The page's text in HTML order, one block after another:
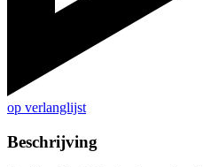
op verlanglijst
Beschrijving